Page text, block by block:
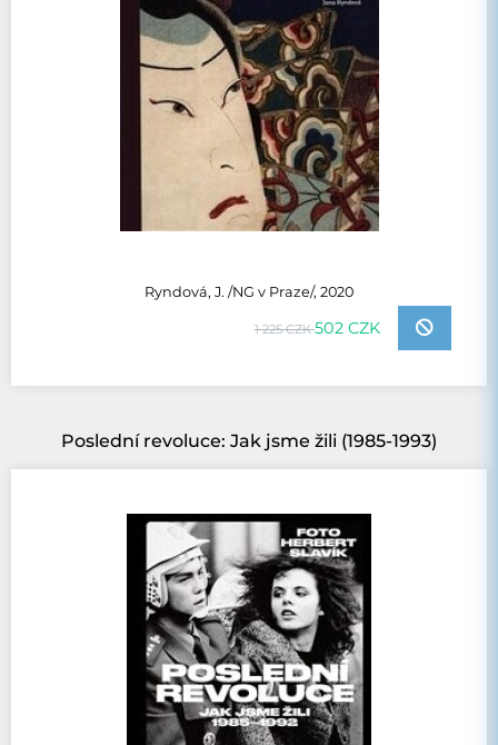
Ryndová, J. /NG v Praze/, 2020
1 225 CZK502 CZK
Poslední revoluce: Jak jsme žili (1985-1993)